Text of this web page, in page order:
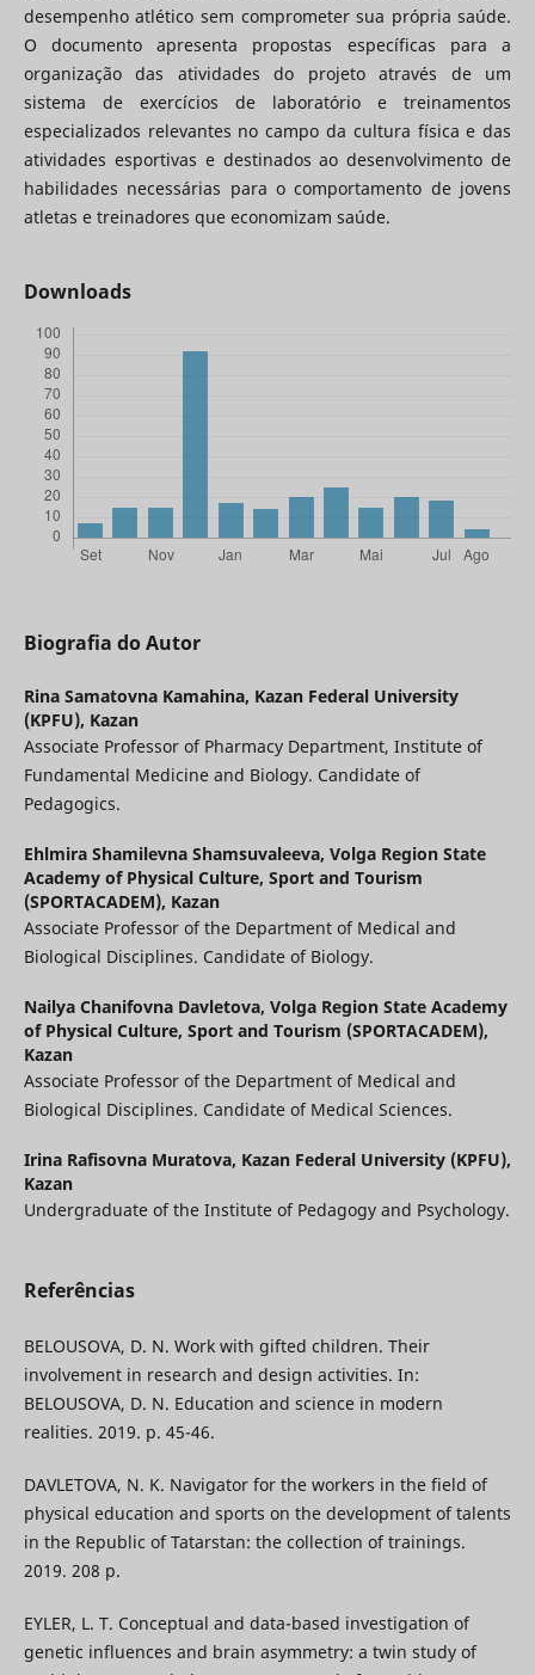
desempenho atlético sem comprometer sua própria saúde.
O documento apresenta propostas específicas para a
organização das atividades do projeto através de um
sistema de exercícios de laboratório e treinamentos
especializados relevantes no campo da cultura física e das
atividades esportivas e destinados ao desenvolvimento de
habilidades necessárias para o comportamento de jovens
atletas e treinadores que economizam saúde.
Downloads
Biografia do Autor
Rina Samatovna Kamahina, Kazan Federal University
(KPFU), Kazan
Associate Professor of Pharmacy Department, Institute of
Fundamental Medicine and Biology. Candidate of
Pedagogics.
Ehlmira Shamilevna Shamsuvaleeva, Volga Region State
Academy of Physical Culture, Sport and Tourism
(SPORTACADEM), Kazan
Associate Professor of the Department of Medical and
Biological Disciplines. Candidate of Biology.
Nailya Chanifovna Davletova, Volga Region State Academy
of Physical Culture, Sport and Tourism (SPORTACADEM),
Kazan
Associate Professor of the Department of Medical and
Biological Disciplines. Candidate of Medical Sciences.
Irina Rafisovna Muratova, Kazan Federal University (KPFU),
Kazan
Undergraduate of the Institute of Pedagogy and Psychology.
Referências
BELOUSOVA, D. N. Work with gifted children. Their
involvement in research and design activities. In:
BELOUSOVA, D. N. Education and science in modern
realities. 2019. p. 45-46.
DAVLETOVA, N. K. Navigator for the workers in the field of
physical education and sports on the development of talents
in the Republic of Tatarstan: the collection of trainings.
2019. 208 p.
EYLER, L. T. Conceptual and data-based investigation of
genetic influences and brain asymmetry: a twin study of